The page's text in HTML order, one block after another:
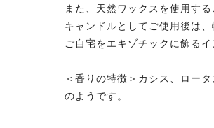
また、天然ワックスを使用す
キャンドルとしてご使用後は
ご自宅をエキゾチックに飾る
＜香りの特徴＞カシス、ロー
のようです。